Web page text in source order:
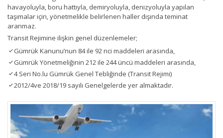
havayoluyla, boru hattıyla, demiryoluyla, denizyoluyla yapılan
taşımalar için, yönetmelikle belirlenen haller dışında teminat
aranmaz.
Transit Rejimine ilişkin genel düzenlemeler;
Gümrük Kanunu’nun 84 ile 92 nci maddeleri arasında,
Gümrük Yönetmeliğinin 212 ile 244 üncü maddeleri arasında,
4 Seri No.lu Gümrük Genel Tebliğinde (Transit Rejimi)
2012/4ve 2018/19 sayılı Genelgelerde yer almaktadır.